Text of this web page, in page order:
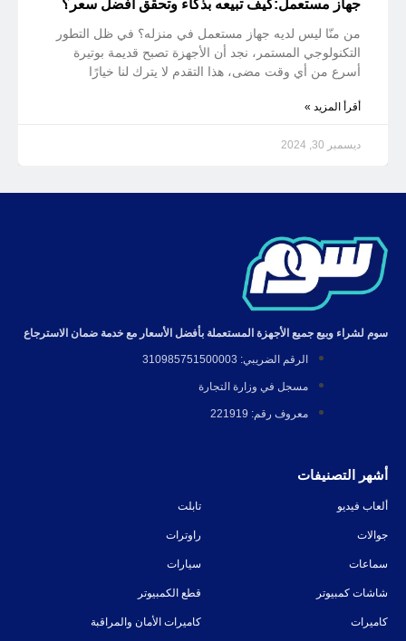
جهاز مستعمل:كيف تبيعه بذكاء وتحقق أفضل سعر؟
من منّا ليس لديه جهاز مستعمل في منزله؟ في ظل التطور
التكنولوجي المستمر، نجد أن الأجهزة تصبح قديمة بوتيرة
أسرع من أي وقت مضى، هذا التقدم لا يترك لنا خيارًا
أقرأ المزيد »
ديسمبر 30, 2024
سوم لشراء وبيع جميع الأجهزة المستعملة بأفضل الأسعار مع خدمة ضمان الاسترجاع
الرقم الضريبي: 310985751500003
مسجل في وزارة التجارة
معروف رقم: 221919
أشهر التصنيفات
ألعاب فيديو تابلت
جوالات راوترات
سماعات سيارات
شاشات كمبيوتر قطع الكمبيوتر
كاميرات كاميرات الأمان والمراقبة